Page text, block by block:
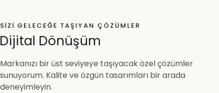
SIZI GELECEĞE TAŞIYAN ÇÖZÜMLER
Dijital Dönüşüm
Markanızı bir üst seviyeye taşıyacak özel çözümler
sunuyorum. Kalite ve özgün tasarımları bir arada
deneyimleyin.